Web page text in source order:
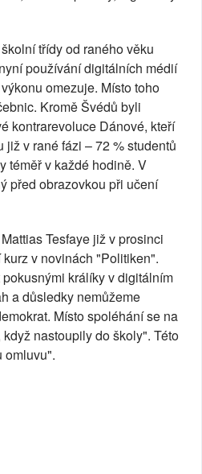
třídy od raného věku
používání digitálních médií
omezuje. Místo toho
Kromě Švédů byli
kontrarevoluce Dánové, kteří
v rané fázi – 72 % studentů
téměř v každé hodině. V
před obrazovkou při učení
Tesfaye již v prosinci
v novinách "Politiken".
králíky v digitálním
a důsledky nemůžeme
Místo spoléhání se na
nastoupily do školy". Této
omluvu".